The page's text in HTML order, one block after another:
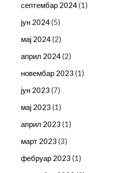
септембар 2024(1)
јун 2024(5)
мај 2024(2)
април 2024(2)
новембар 2023 (1)
јун 2023 (7)
мај 2023 (1)
април 2023 (1)
март 2023 (3)
фебруар 2023 (1)